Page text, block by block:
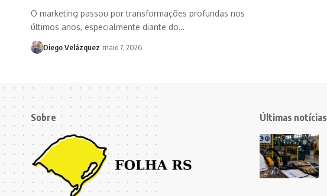
O marketing passou por transformações profundas nos
últimos anos, especialmente diante do…
Diego Velázquez maio 7, 2026
Sobre Últimas notícias